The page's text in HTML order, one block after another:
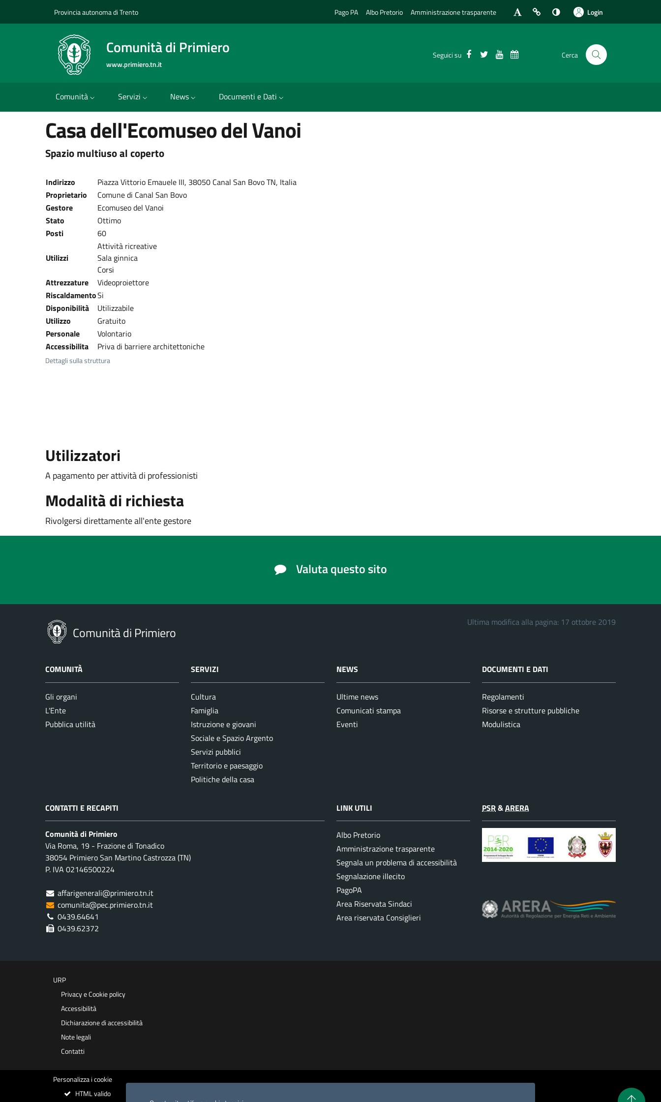
Provincia autonoma di Trento Pago PA Albo Pretorio Amministrazione trasparente Login
Comunità di Primiero
www.primiero.tn.it
Seguici su Facebook
TwitterYoutubeCalendario eventi
Cerca
Comunità Servizi News Documenti e Dati
Casa dell'Ecomuseo del Vanoi
Spazio multiuso al coperto
Dettagli sulla struttura
Indirizzo
Piazza Vittorio Emauele III, 38050 Canal San Bovo TN, Italia
Proprietario
Comune di Canal San Bovo
Gestore
Ecomuseo del Vanoi
Stato
Ottimo
Posti
60
Utilizzi
Attività ricreative
Sala ginnica
Corsi
Attrezzature
Videoproiettore
RiscaldamentoSi
Disponibilità
Utilizzabile
Utilizzo
Gratuito
Personale
Volontario
Accessibilita
Priva di barriere architettoniche
Utilizzatori
A pagamento per attività di professionisti
Modalità di richiesta
Rivolgersi direttamente all'ente gestore
Valuta questo sito
Comunità di Primiero
Ultima modifica alla pagina: 17 ottobre 2019
COMUNITÀ
Gli organi
L'Ente
Pubblica utilità
SERVIZI
Cultura
Famiglia
Istruzione e giovani
Sociale e Spazio Argento
Servizi pubblici
Territorio e paesaggio
Politiche della casa
NEWS
Ultime news
Comunicati stampa
Eventi
DOCUMENTI E DATI
Regolamenti
Risorse e strutture pubbliche
Modulistica
CONTATTI E RECAPITI
Comunità di Primiero
Via Roma, 19 - Frazione di Tonadico
38054 Primiero San Martino Castrozza (TN)
P. IVA 02146500224
affarigenerali@primiero.tn.it
comunita@pec.primiero.tn.it
0439.64641
0439.62372
LINK UTILI
Albo Pretorio
Amministrazione trasparente
Segnala un problema di accessibilità
Segnalazione illecito
PagoPA
Area Riservata Sindaci
Area riservata Consiglieri
PSR&ARERA
URP
Privacy e Cookie policy
Accessibilità
Dichiarazione di accessibilità
Note legali
Contatti
Personalizza i cookie
HTML valido